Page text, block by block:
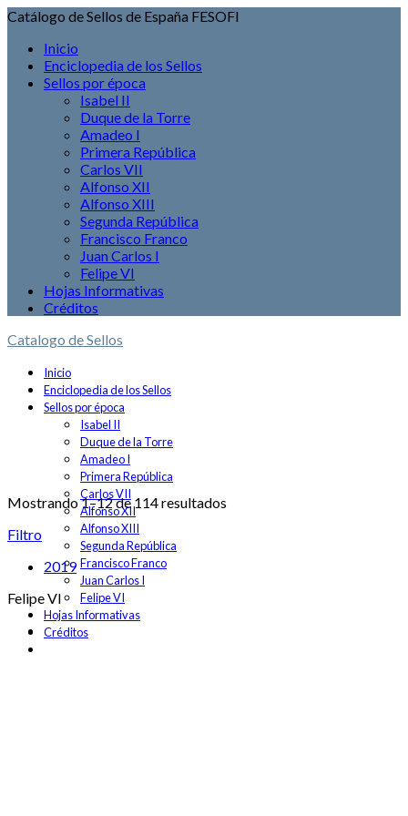
Catálogo de Sellos de España FESOFI
Inicio
Enciclopedia de los Sellos
Sellos por época
Isabel II
Duque de la Torre
Amadeo I
Primera República
Carlos VII
Alfonso XII
Alfonso XIII
Segunda República
Francisco Franco
Juan Carlos I
Felipe VI
Hojas Informativas
Créditos
Catalogo de Sellos
Inicio
Enciclopedia de los Sellos
Sellos por época
Isabel II
Duque de la Torre
Amadeo I
Primera República
Carlos VII
Alfonso XII
Alfonso XIII
Segunda República
Francisco Franco
Juan Carlos I
Felipe VI
Hojas Informativas
Créditos
Mostrando 1–12 de 114 resultados
Filtro
2019
Felipe VI